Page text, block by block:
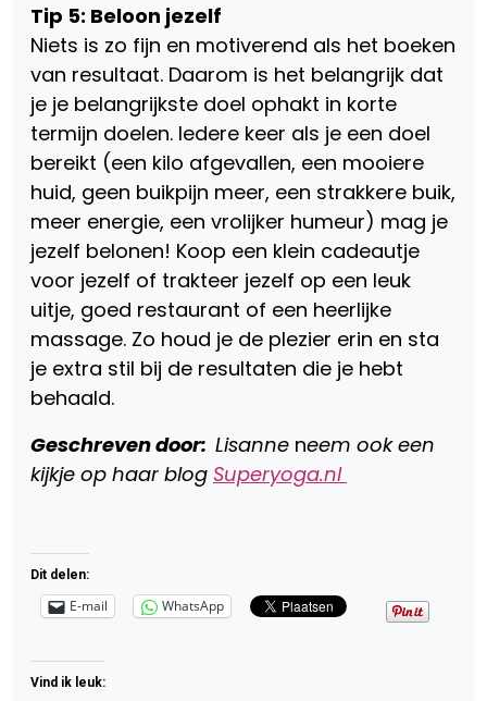
Tip 5: Beloon jezelf
Niets is zo fijn en motiverend als het boeken
van resultaat. Daarom is het belangrijk dat
je je belangrijkste doel ophakt in korte
termijn doelen. Iedere keer als je een doel
bereikt (een kilo afgevallen, een mooiere
huid, geen buikpijn meer, een strakkere buik,
meer energie, een vrolijker humeur) mag je
jezelf belonen! Koop een klein cadeautje
voor jezelf of trakteer jezelf op een leuk
uitje, goed restaurant of een heerlijke
massage. Zo houd je de plezier erin en sta
je extra stil bij de resultaten die je hebt
behaald.
Geschreven door: Lisanne neem ook een
kijkje op haar blog Superyoga.nl
Dit delen:
E-mail WhatsApp
Vind ik leuk: